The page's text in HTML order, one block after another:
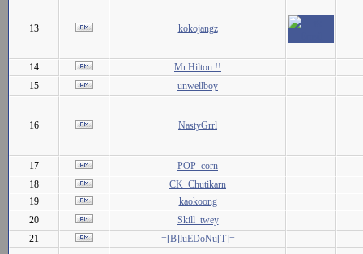
13 kokojangz
14
Mr.Hilton !!
15
unwellboy
16 NastyGrrl
17
POP_corn
18
CK_Chutikarn
19
kaokoong
20
Skill_twey
21
=[B]luEDoNu[T]=